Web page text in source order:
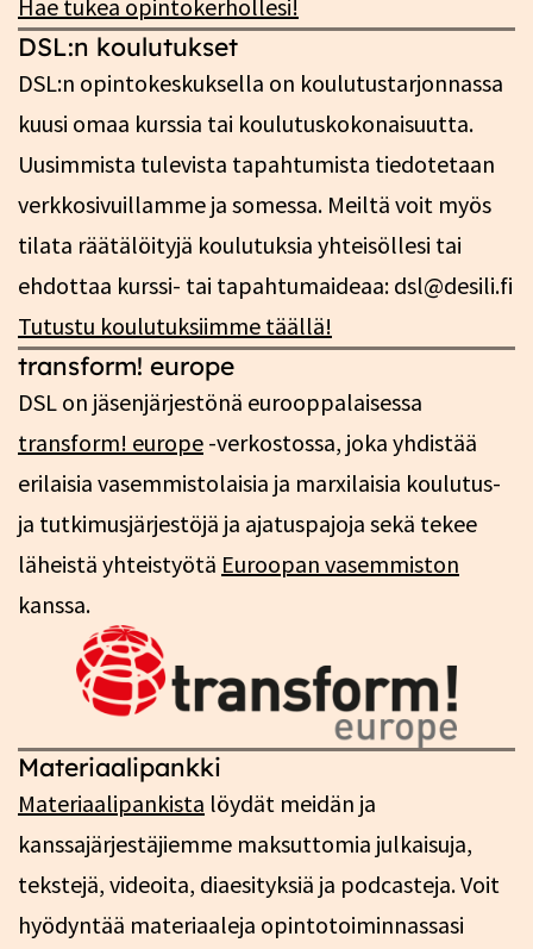
Hae tukea opintokerhollesi!
DSL:n koulutukset
DSL:n opintokeskuksella on koulutustarjonnassa
kuusi omaa kurssia tai koulutuskokonaisuutta.
Uusimmista tulevista tapahtumista tiedotetaan
verkkosivuillamme ja somessa. Meiltä voit myös
tilata räätälöityjä koulutuksia yhteisöllesi tai
ehdottaa kurssi- tai tapahtumaideaa: dsl@desili.fi
Tutustu koulutuksiimme täällä!
transform! europe
DSL on jäsenjärjestönä eurooppalaisessa
transform! europe -verkostossa, joka yhdistää
erilaisia vasemmistolaisia ja marxilaisia koulutus-
ja tutkimusjärjestöjä ja ajatuspajoja sekä tekee
läheistä yhteistyötä Euroopan vasemmiston
kanssa.
Materiaalipankki
Materiaalipankista löydät meidän ja
kanssajärjestäjiemme maksuttomia julkaisuja,
tekstejä, videoita, diaesityksiä ja podcasteja. Voit
hyödyntää materiaaleja opintotoiminnassasi